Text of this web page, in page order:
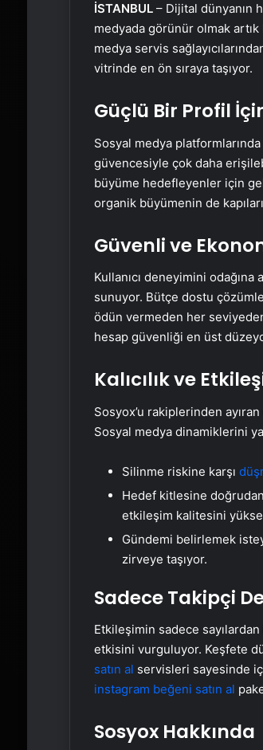
İSTANBUL– Dijital dünyanın
medyada görünür olmak
medya servis
vitrinde en ön sıraya taşıyor.
Güçlü Bir Profil
Sosyal medya
güvencesiyle çok daha
büyüme hedefleyenler için
organik büyümenin de
Güvenli ve
Kullanıcı deneyimini odağına
sunuyor. Bütçe dostu
ödün vermeden her
hesap güvenliği en üst
Kalıcılık ve
Sosyox’u rakiplerinden
Sosyal medya dinamiklerini
Silinme riskine karşı
Hedef kitlesine
etkileşim kalitesini
Gündemi belirlemek
zirveye taşıyor.
Sadece Takipçi
Etkileşimin sadece
etkisini vurguluyor. Keşfete
satın al servisleri sayesinde
instagram beğeni satın al
Sosyox Hakkında